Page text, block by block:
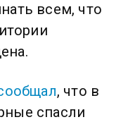
всем, что
, что в
спасли